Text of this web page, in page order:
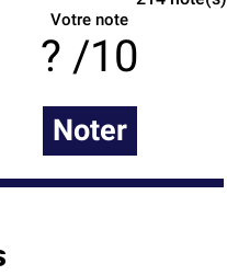
Votre note
/10
Noter